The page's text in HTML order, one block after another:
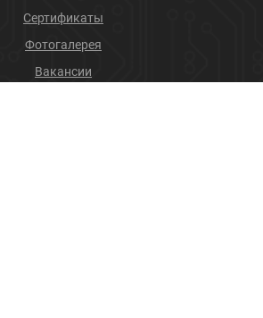
Сертификаты
Фотогалерея
Вакансии